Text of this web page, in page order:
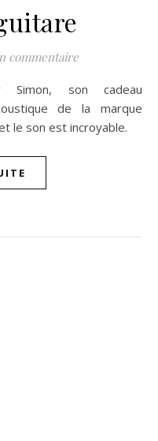
commentaire
de la marque
le son est incroyable.